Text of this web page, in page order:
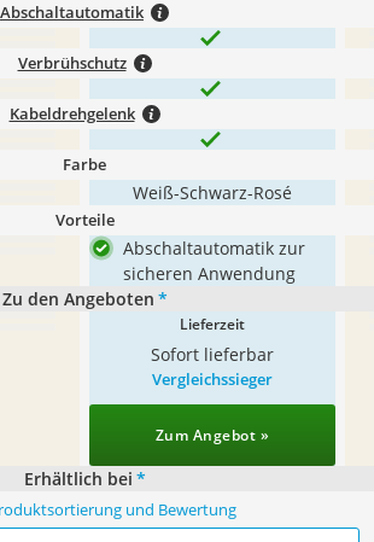
Abschaltautomatik
Verbrühschutz
Kabeldrehgelenk
Farbe
Weiß-Schwarz-Rosé
Vorteile
Abschaltautomatik zur
sicheren Anwendung
Zu den Angeboten *
Lieferzeit
Sofort lieferbar
Vergleichssieger
Zum Angebot »
Erhältlich bei *
und Bewertung